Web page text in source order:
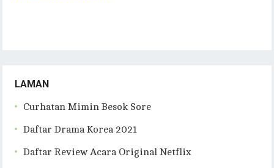
LAMAN
Curhatan Mimin Besok Sore
Daftar Drama Korea 2021
Daftar Review Acara Original Netflix